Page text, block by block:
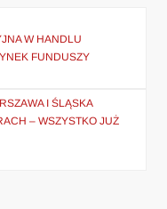
W HANDLU
FUNDUSZY
I ŚLĄSKA
– WSZYSTKO JUŻ